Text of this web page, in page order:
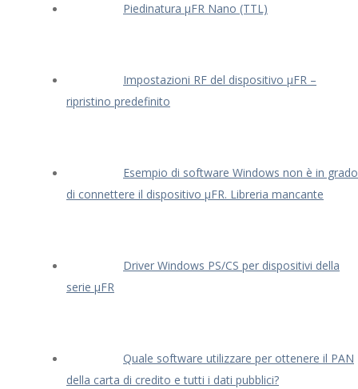
Piedinatura μFR Nano (TTL)
Impostazioni RF del dispositivo μFR –
ripristino predefinito
Esempio di software Windows non è in grado
di connettere il dispositivo μFR. Libreria mancante
Driver Windows PS/CS per dispositivi della
serie μFR
Quale software utilizzare per ottenere il PAN
della carta di credito e tutti i dati pubblici?